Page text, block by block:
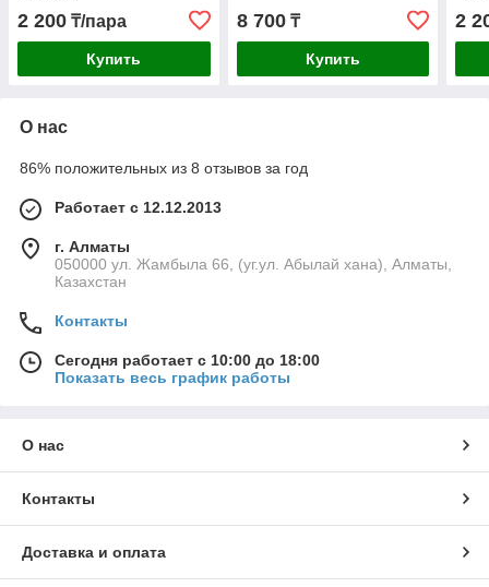
2 200 ₸/пара
Купить
8 700₸
Купить
2
О нас
86% положительных из 8 отзывов за год
Работает с 12.12.2013
г. Алматы
050000 ул. Жамбыла 66, (уг.ул. Абылай хана), Алматы,
Казахстан
Контакты
Сегодня работает с 10:00 до 18:00
Показать весь график работы
О нас
Контакты
Доставка и оплата